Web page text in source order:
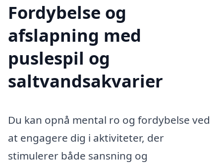
Fordybelse og
afslapning med
puslespil og
saltvandsakvarier
Du kan opnå mental ro og fordybelse ved
at engagere dig i aktiviteter, der
stimulerer både sansning og